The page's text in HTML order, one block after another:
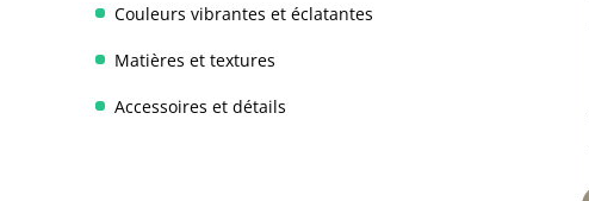
Couleurs vibrantes et éclatantes
Matières et textures
Accessoires et détails